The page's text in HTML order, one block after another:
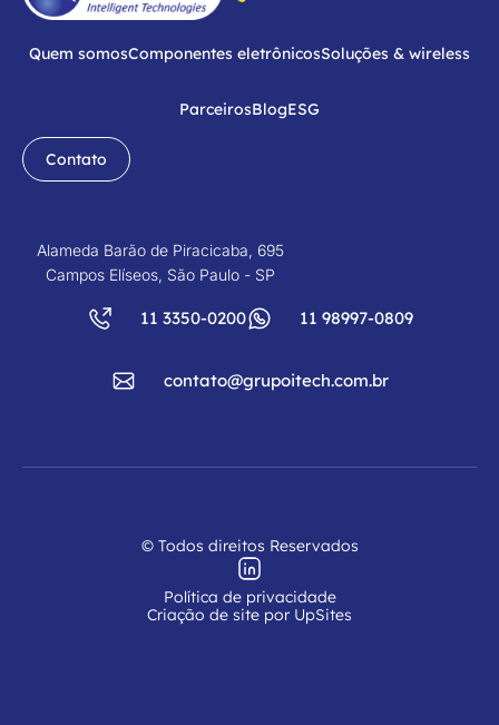
Quem somosComponentes eletrônicosSoluções & wireless
ParceirosBlogESG
Contato
Alameda Barão de Piracicaba, 695
Campos Elíseos, São Paulo - SP
11 3350-0200 11 98997-0809
contato@grupoitech.com.br
© Todos direitos Reservados
Política de privacidade
Criação de site por UpSites